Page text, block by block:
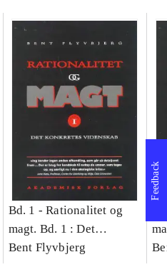
Bd. 1 -Rationalitet og
magt. Bd. 1 : Det
konkretes videnskab
Bent Flyvbjerg
Feedback